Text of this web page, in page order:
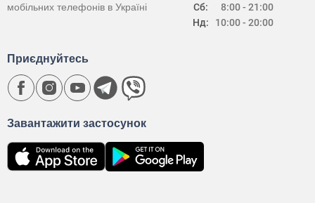
Сб:
Нд:
8:00 - 21:00
10:00 - 20:00
мобільних телефонів в Україні
Завантажити застосунок
Приєднуйтесь